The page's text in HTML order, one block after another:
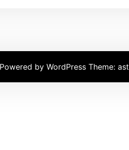
Powered by WordPress Theme: